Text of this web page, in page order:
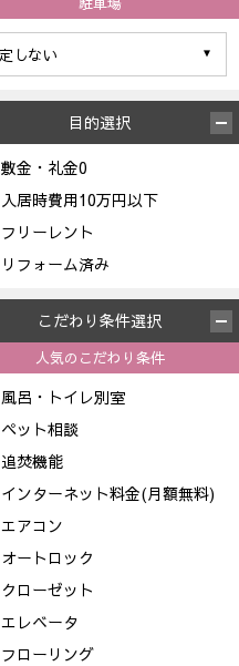
目的選択
敷金・礼金0
入居時費用10万円以下
フリーレント
リフォーム済み
こだわり条件選択
人気のこだわり条件
風呂・トイレ別室
ペット相談
追焚機能
インターネット料金(月額無料)
エアコン
オートロック
クローゼット
エレベータ
フローリング